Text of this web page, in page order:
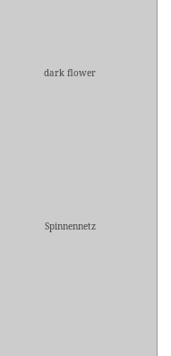
dark flower
Spinnennetz